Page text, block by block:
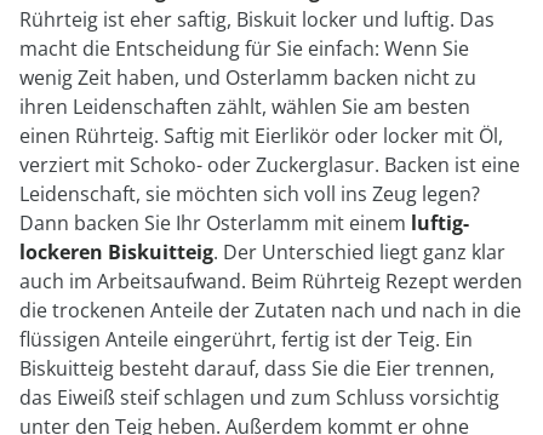
Rührteig ist eher saftig, Biskuit locker und luftig. Das
macht die Entscheidung für Sie einfach: Wenn Sie
wenig Zeit haben, und Osterlamm backen nicht zu
ihren Leidenschaften zählt, wählen Sie am besten
einen Rührteig. Saftig mit Eierlikör oder locker mit Öl,
verziert mit Schoko- oder Zuckerglasur. Backen ist eine
Leidenschaft, sie möchten sich voll ins Zeug legen?
Dann backen Sie Ihr Osterlamm mit einem luftig-
lockeren Biskuitteig. Der Unterschied liegt ganz klar
auch im Arbeitsaufwand. Beim Rührteig Rezept werden
die trockenen Anteile der Zutaten nach und nach in die
flüssigen Anteile eingerührt, fertig ist der Teig. Ein
Biskuitteig besteht darauf, dass Sie die Eier trennen,
das Eiweiß steif schlagen und zum Schluss vorsichtig
unter den Teig heben. Außerdem kommt er ohne